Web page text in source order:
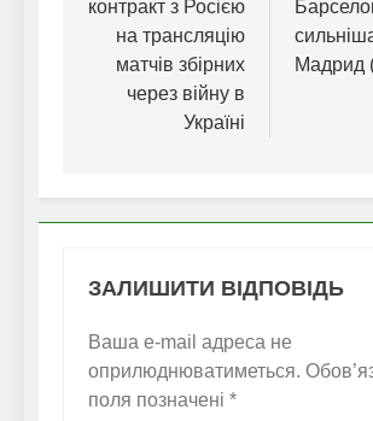
контракт з Росією
на трансляцію
матчів збірних
через війну в
Україні
Мадрид
ЗАЛИШИТИ ВІДПОВІДЬ
Ваша e-mail адреса не
оприлюднюватиметься.
поля позначені *